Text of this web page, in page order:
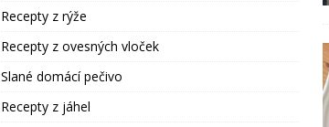
Recepty z rýže
Recepty z ovesných vloček
Slané domácí pečivo
Recepty z jáhel